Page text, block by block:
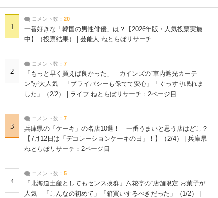
1
コメント数： 20
一番好きな「韓国の男性俳優」は？【2026年版・人気投票実施
中】（投票結果） | 芸能人 ねとらぼリサーチ
2
コメント数： 7
「もっと早く買えば良かった」 カインズの“車内遮光カーテ
ン”が大人気 「プライバシーも保てて安心」「ぐっすり眠れま
した」（2/2） | ライフ ねとらぼリサーチ：2ページ目
3
コメント数： 7
兵庫県の「ケーキ」の名店10選！ 一番うまいと思う店はどこ？
【7月12日は「デコレーションケーキの日」！】（2/4） | 兵庫県
ねとらぼリサーチ：2ページ目
4
コメント数： 5
「北海道土産としてもセンス抜群」六花亭の“店舗限定”お菓子が
人気 「こんなの初めて」「箱買いするべきだった」（1/2） |